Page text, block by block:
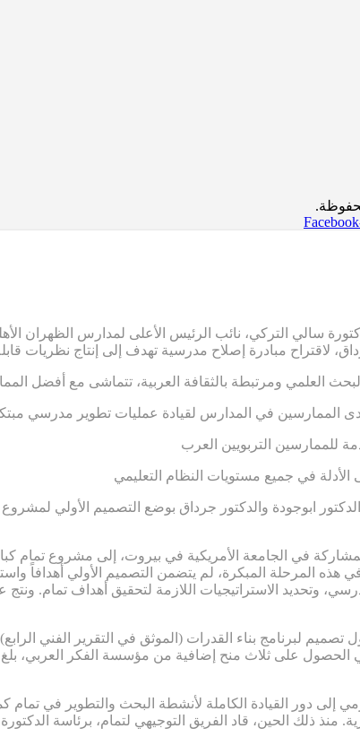
سالي التركي، نائب الرئيس الأعلى لمدارس الظهران
لاقتراح مبادرة إصلاح مدرسية تهدف إلى إنتاج نظريات
العلمي ومرتبطة بالثقافة العربية، تتماشى مع أفضل
الممارسين في المدارس لقيادة عمليات تطوير مدرسي
للممارسين التربويين العرب
في جميع مستويات النظام التعليمي
التركي والدكتور ابوجودة والدكتور جرداق بوضع التصميم
في الجامعة الأمريكية في بيروت، إلى مشروع تمام
المرحلة المبكرة، لم يتضمن التصميم الأولي أهدافاً
وتحديد الاستراتيجيات اللازمة لتحقيق أهداف تمام.
كرمي أول تصميم لبرنامج بناء القدرات (الموثق في التقرير الفني
الدكتورة كرمي إلى دور القيادة الكاملة لأنشطة البحث
منذ ذلك الحين، قاد الفريق التوجيهي لتمام، برئاسة